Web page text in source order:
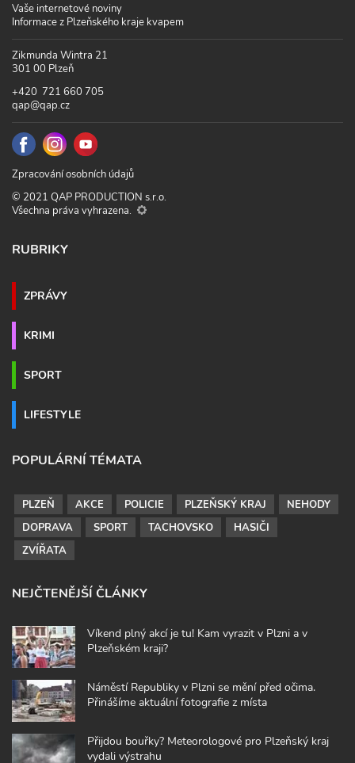
Vaše internetové noviny
Informace z Plzeňského kraje kvapem
Zikmunda Wintra 21
301 00 Plzeň
+420 721 660 705
qap@qap.cz
Zpracování osobních údajů
© 2021 QAP PRODUCTION s.r.o.
Všechna práva vyhrazena.
RUBRIKY
ZPRÁVY
KRIMI
SPORT
LIFESTYLE
POPULÁRNÍ TÉMATA
PLZEŇ AKCE POLICIE PLZEŇSKÝ KRAJ
NEHODY
DOPRAVA
SPORT TACHOVSKO
HASIČI
ZVÍŘATA
NEJČTENĚJŠÍ ČLÁNKY
Víkend plný akcí je tu! Kam vyrazit v Plzni a v
Plzeňském kraji?
Náměstí Republiky v Plzni se mění před očima.
Přinášíme aktuální fotografie z místa
Přijdou bouřky? Meteorologové pro Plzeňský kraj
vydali výstrahu